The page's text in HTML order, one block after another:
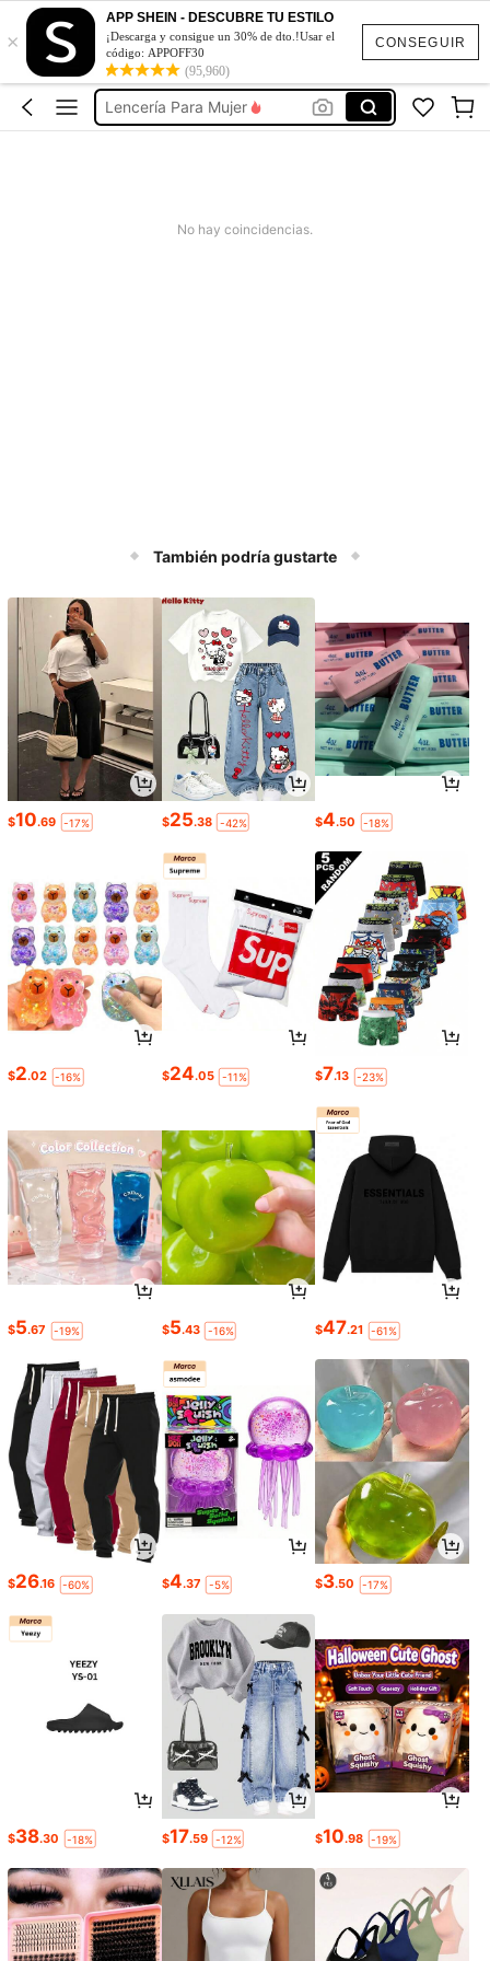
CONSEGUIR
×
APP SHEIN - DESCUBRE TU ESTILO
¡Descarga y consigue un 30% de dto.!Usar el
código: APPOFF30
(95,960)
Fajas Moldeadoras Colombianas
Pijamas Para Mujer
Lencería Para Mujer
Brasier De Mujer
No hay coincidencias.
También podría gustarte
$10.69 -17% $25.38 -42% $4.50 -18%
$2.02 -16% $24.05 -11% $7.13 -23%
$5.67 -19% $5.43 -16% $47.21 -61%
$26.16 -60% $4.37 -5% $3.50 -17%
$38.30 -18% $17.59 -12% $10.98 -19%